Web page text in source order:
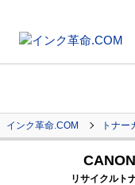
インク革命.COM トナー
リサイクルト